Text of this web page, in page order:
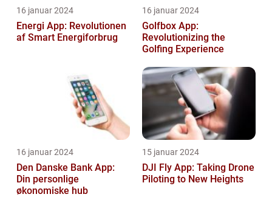
16 januar 2024
Energi App: Revolutionen
af Smart Energiforbrug
16 januar 2024
Golfbox App:
Revolutionizing the
Golfing Experience
16 januar 2024
Den Danske Bank App:
Din personlige
økonomiske hub
15 januar 2024
DJI Fly App: Taking Drone
Piloting to New Heights